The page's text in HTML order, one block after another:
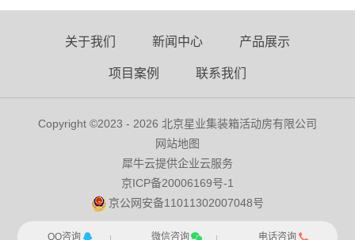
关于我们 新闻中心 产品展示
项目案例 联系我们
Copyright ©2023 - 2026 北京星业集装箱活动房有限公司
网站地图
犀牛云提供企业云服务
京ICP备20006169号-1
京公网安备11011302007048号
QQ咨询 微信咨询 电话咨询